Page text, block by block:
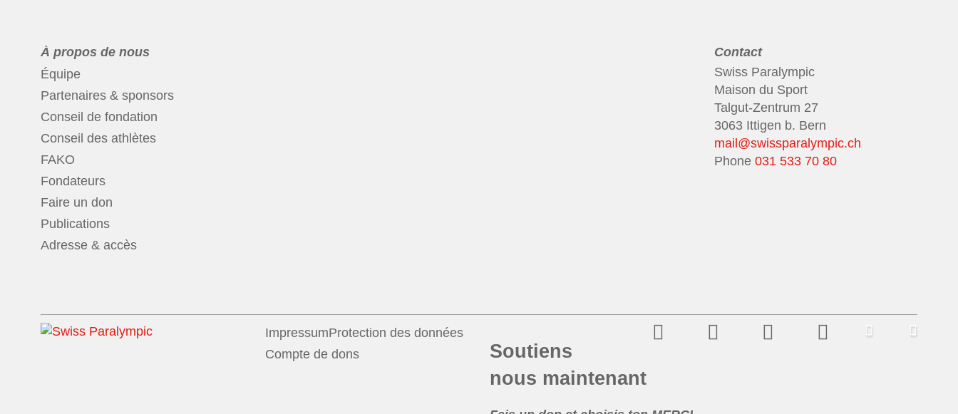
À propos de nous
Équipe
Partenaires & sponsors
Conseil de fondation
Conseil des athlètes
FAKO
Fondateurs
Faire un don
Publications
Adresse & accès
Contact
Swiss Paralympic
Maison du Sport
Talgut-Zentrum 27
3063 Ittigen b. Bern
mail@swissparalympic.ch
Phone 031 533 70 80
ImpressumProtection des données
Compte de dons
Soutiens
nous maintenant